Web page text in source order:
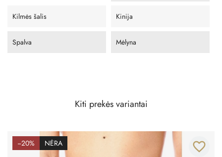
Kilmės šalis Kinija
Spalva Mėlyna
Kiti prekės variantai
−20% NĖRA favorite_border